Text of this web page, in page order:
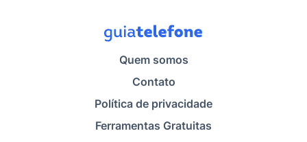
Quem somos
Contato
Política de privacidade
Ferramentas Gratuitas